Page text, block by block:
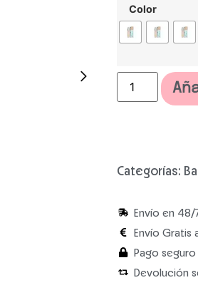
Color
Categorías:
Envío en 48/
Envío Gratis
Pago seguro
Devolución